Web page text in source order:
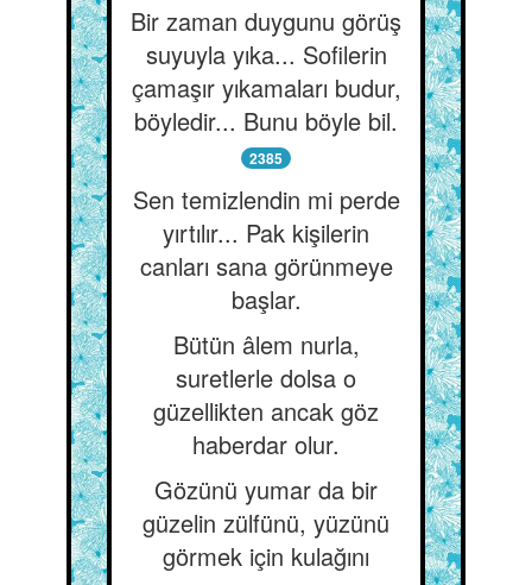
Bir zaman duygunu görüş
suyuyla yıka... Sofilerin
çamaşır yıkamaları budur,
böyledir... Bunu böyle bil.
2385
Sen temizlendin mi perde
yırtılır... Pak kişilerin
canları sana görünmeye
başlar.
Bütün âlem nurla,
suretlerle dolsa o
güzellikten ancak göz
haberdar olur.
Gözünü yumar da bir
güzelin zülfünü, yüzünü
görmek için kulağını